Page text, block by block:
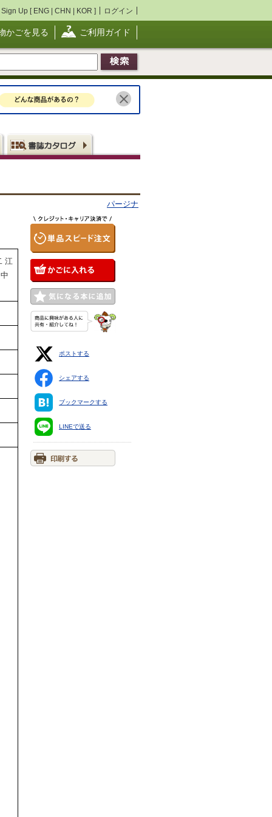
Sign Up [ ENG | CHN | KOR ] ログイン
かごを見る ご利用ガイド
パージナ
江
ポストする
シェアする
ブックマークする
LINEで送る